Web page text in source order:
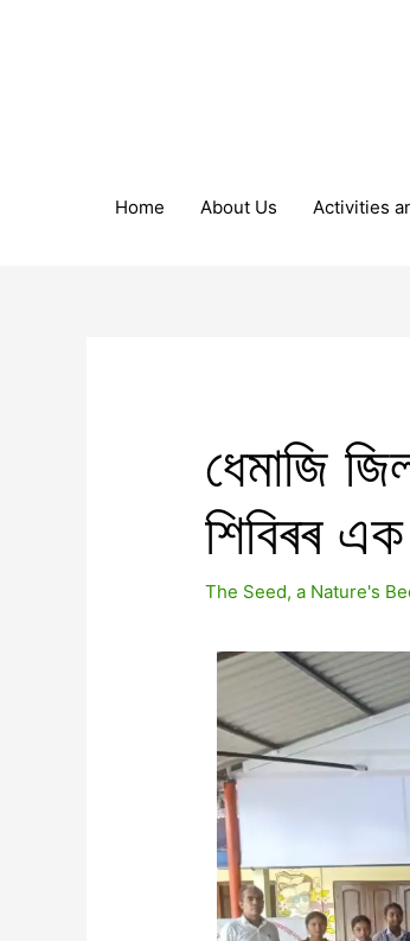
Home About Us Activities
ধেমাজি
শিবিৰৰ
The Seed, a Nature's